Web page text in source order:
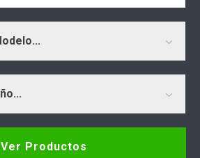
Ver Productos